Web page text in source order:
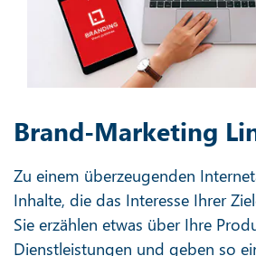
Brand-Marketing
Zu einem überzeugenden
Inhalte, die das Interesse Ihrer
Sie erzählen etwas über Ihre
Dienstleistungen und geben so